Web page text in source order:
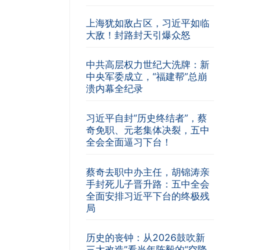
上海犹如敌占区，习近平如临
大敌！封路封天引爆众怒
中共高层权力世纪大洗牌：新
中央军委成立，“福建帮”总崩
溃内幕全纪录
习近平自封“历史终结者”，蔡
奇免职、元老集体决裂，五中
全会全面逼习下台！
蔡奇去职中办主任，胡锦涛亲
手封死儿子晋升路：五中全会
全面安排习近平下台的终极残
局
历史的丧钟：从2026鼓吹新